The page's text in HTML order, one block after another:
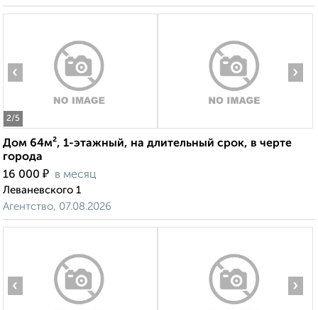
2/5
‹ ›
Дом 64м², 1-этажный, на длительный срок, в черте
города
16 000 ₽ в месяц
Леваневского 1
Агентство, 07.08.2026
‹ ›